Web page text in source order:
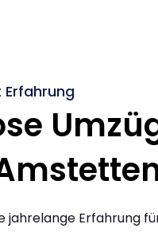
jahrelange Erfahrung